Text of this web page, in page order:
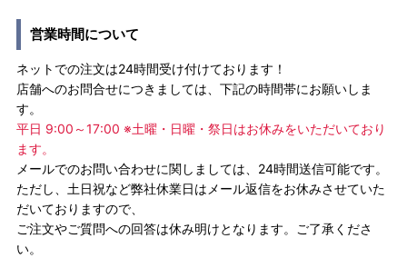
営業時間について
ネットでの注文は24時間受け付けております！
店舗へのお問合せにつきましては、下記の時間帯にお願いしま
す。
平日 9:00～17:00 ※土曜・日曜・祭日はお休みをいただいており
ます。
メールでのお問い合わせに関しましては、24時間送信可能です。
ただし、土日祝など弊社休業日はメール返信をお休みさせていた
だいておりますので、
ご注文やご質問への回答は休み明けとなります。ご了承くださ
い。